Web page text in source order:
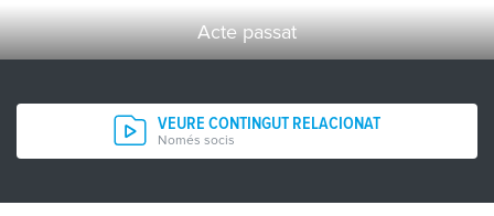
Acte passat
VEURE CONTINGUT RELACIONAT
Només socis